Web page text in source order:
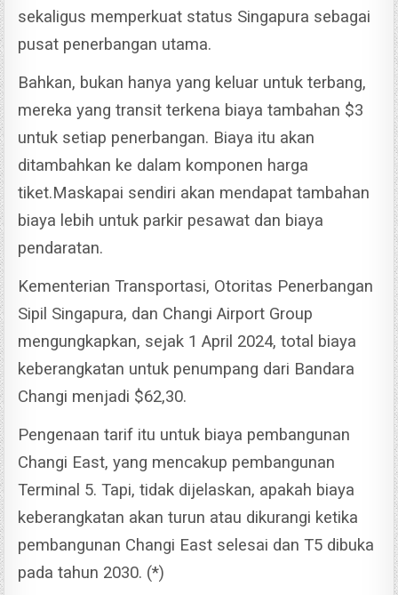
sekaligus memperkuat status Singapura sebagai
pusat penerbangan utama.
Bahkan, bukan hanya yang keluar untuk terbang,
mereka yang transit terkena biaya tambahan $3
untuk setiap penerbangan. Biaya itu akan
ditambahkan ke dalam komponen harga
tiket.Maskapai sendiri akan mendapat tambahan
biaya lebih untuk parkir pesawat dan biaya
pendaratan.
Kementerian Transportasi, Otoritas Penerbangan
Sipil Singapura, dan Changi Airport Group
mengungkapkan, sejak 1 April 2024, total biaya
keberangkatan untuk penumpang dari Bandara
Changi menjadi $62,30.
Pengenaan tarif itu untuk biaya pembangunan
Changi East, yang mencakup pembangunan
Terminal 5.Tapi, tidak dijelaskan, apakah biaya
keberangkatan akan turun atau dikurangi ketika
pembangunan Changi East selesai dan T5 dibuka
pada tahun 2030. (*)